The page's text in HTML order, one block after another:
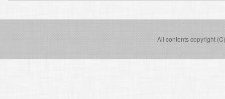
All contents copyright